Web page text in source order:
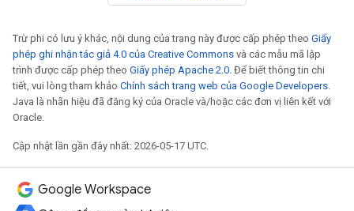
Trừ phi có lưu ý khác, nội dung của trang này được cấp phép theo Giấy
phép ghi nhận tác giả 4.0 của Creative Commons và các mẫu mã lập
trình được cấp phép theo Giấy phép Apache 2.0. Để biết thông tin chi
tiết, vui lòng tham khảo Chính sách trang web của Google Developers.
Java là nhãn hiệu đã đăng ký của Oracle và/hoặc các đơn vị liên kết với
Oracle.
Cập nhật lần gần đây nhất: 2026-05-17 UTC.
Google Workspace